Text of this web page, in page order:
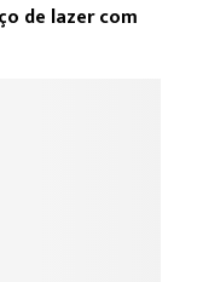
de lazer com